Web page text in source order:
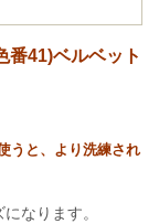
番41)ベルベット
うと、より洗練され
なります。